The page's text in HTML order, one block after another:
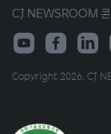
CJ NEWSROOM
Copyright 2026. CJ